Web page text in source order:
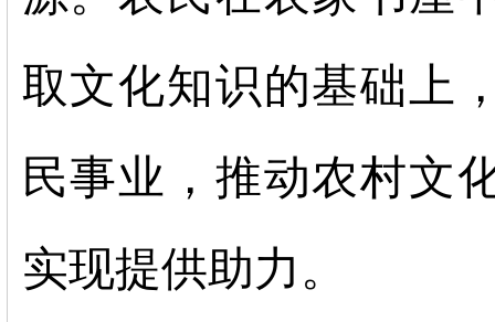
取文化知识的基础上
民事业，推动农村文
实现提供助力。